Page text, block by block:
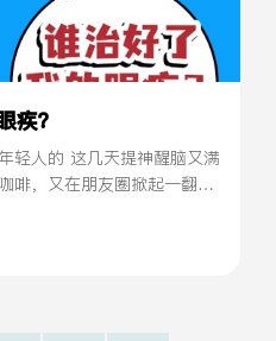
疾？
轻人的 这几天提神醒脑又满
啡，又在朋友圈掀起一翻浪